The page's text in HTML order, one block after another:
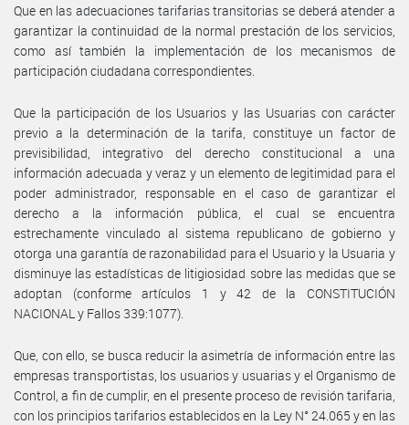
Que en las adecuaciones tarifarias transitorias se deberá atender a
garantizar la continuidad de la normal prestación de los servicios,
como así también la implementación de los mecanismos de
participación ciudadana correspondientes.
Que la participación de los Usuarios y las Usuarias con carácter
previo a la determinación de la tarifa, constituye un factor de
previsibilidad, integrativo del derecho constitucional a una
información adecuada y veraz y un elemento de legitimidad para el
poder administrador, responsable en el caso de garantizar el
derecho a la información pública, el cual se encuentra
estrechamente vinculado al sistema republicano de gobierno y
otorga una garantía de razonabilidad para el Usuario y la Usuaria y
disminuye las estadísticas de litigiosidad sobre las medidas que se
adoptan (conforme artículos 1 y 42 de la CONSTITUCIÓN
NACIONAL y Fallos 339:1077).
Que, con ello, se busca reducir la asimetría de información entre las
empresas transportistas, los usuarios y usuarias y el Organismo de
Control, a fin de cumplir, en el presente proceso de revisión tarifaria,
con los principios tarifarios establecidos en la Ley N° 24.065 y en las